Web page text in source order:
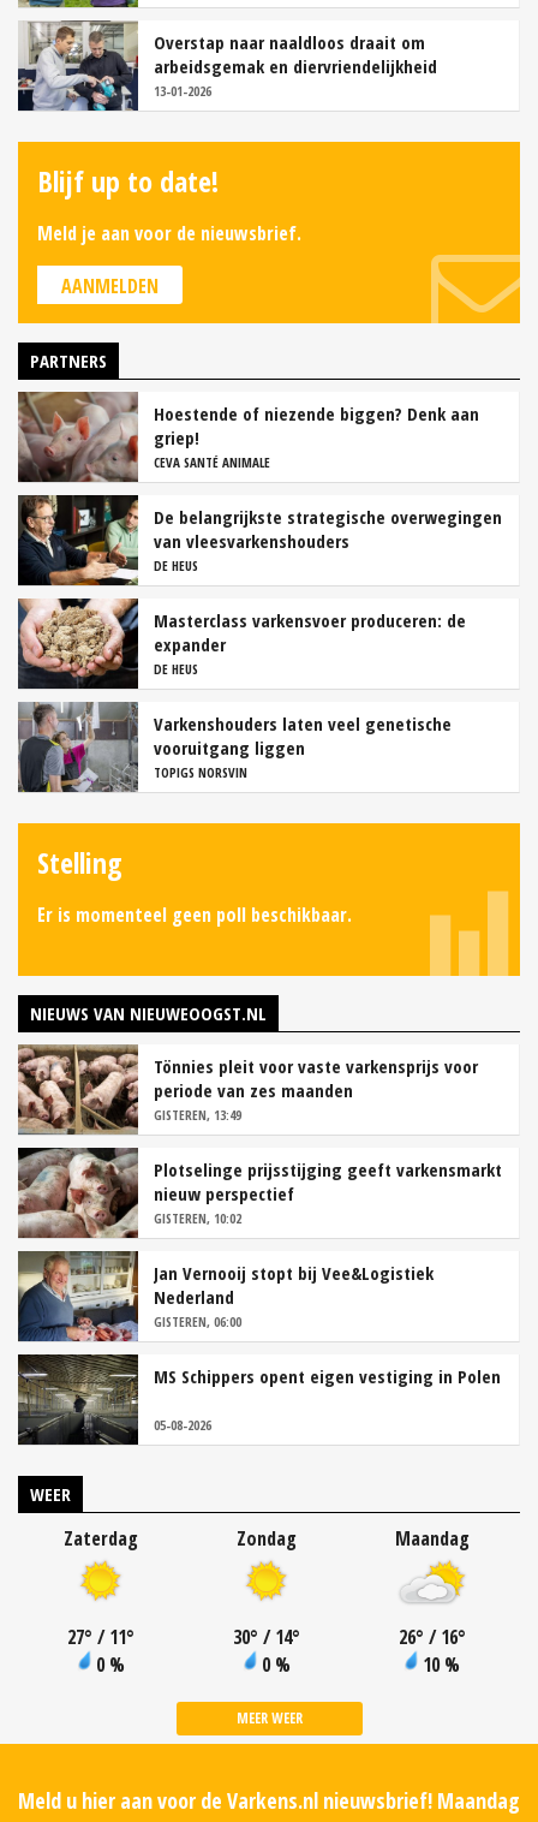
Overstap naar naaldloos draait om
arbeidsgemak en diervriendelijkheid
13-01-2026
Blijf up to date!
Meld je aan voor de nieuwsbrief.
AANMELDEN
PARTNERS
Hoestende of niezende biggen? Denk aan
griep!
CEVA SANTÉ ANIMALE
De belangrijkste strategische overwegingen
van vleesvarkenshouders
DE HEUS
Masterclass varkensvoer produceren: de
expander
DE HEUS
Varkenshouders laten veel genetische
vooruitgang liggen
TOPIGS NORSVIN
Stelling
Er is momenteel geen poll beschikbaar.
NIEUWS VAN NIEUWEOOGST.NL
Tönnies pleit voor vaste varkensprijs voor
periode van zes maanden
GISTEREN, 13:49
Plotselinge prijsstijging geeft varkensmarkt
nieuw perspectief
GISTEREN, 10:02
Jan Vernooij stopt bij Vee&Logistiek
Nederland
GISTEREN, 06:00
MS Schippers opent eigen vestiging in Polen
05-08-2026
WEER
Zaterdag
27° / 11°
0 %
Zondag
30° / 14°
0 %
Maandag
26° / 16°
10 %
MEER WEER
Meld u hier aan voor de Varkens.nl nieuwsbrief! Maandag